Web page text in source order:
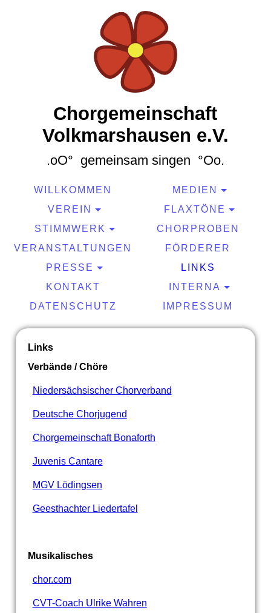
Chorgemeinschaft
Volkmarshausen e.V.
.oO° gemeinsam singen °Oo.
WILLKOMMEN
MEDIEN
VEREIN
FLAXTÖNE
STIMMWERK
CHORPROBEN
VERANSTALTUNGEN
FÖRDERER
PRESSE
LINKS
KONTAKT
INTERNA
DATENSCHUTZ
IMPRESSUM
Links
Verbände / Chöre
Niedersächsischer Chorverband
Deutsche Chorjugend
Chorgemeinschaft Bonaforth
Juvenis Cantare
MGV Lödingsen
Geesthachter Liedertafel
Musikalisches
chor.com
CVT-Coach Ulrike Wahren